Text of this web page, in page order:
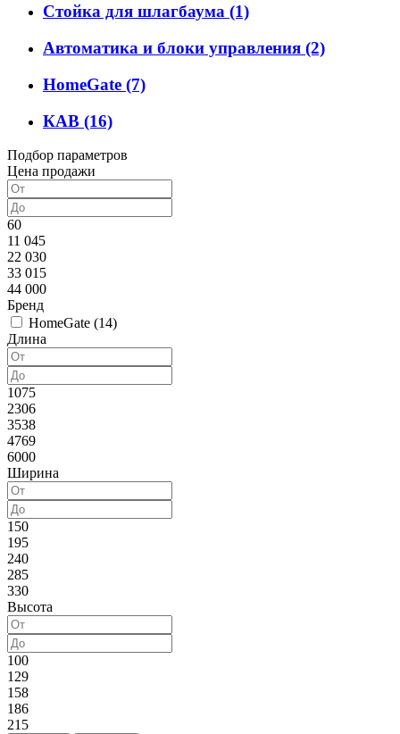
Стойка для шлагбаума (1)
Автоматика и блоки управления (2)
HomeGate (7)
КАВ (16)
Подбор параметров
Цена продажи
60
11 045
22 030
33 015
44 000
Бренд
HomeGate (14)
Длина
1075
2306
3538
4769
6000
Ширина
150
195
240
285
330
Высота
100
129
158
186
215